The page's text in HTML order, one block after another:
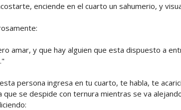
enciende en el cuarto un sahumerio, y
amar, y que hay alguien que esta dispuesto a
persona ingresa en tu cuarto, te habla, te
que se despide con ternura mientras se va